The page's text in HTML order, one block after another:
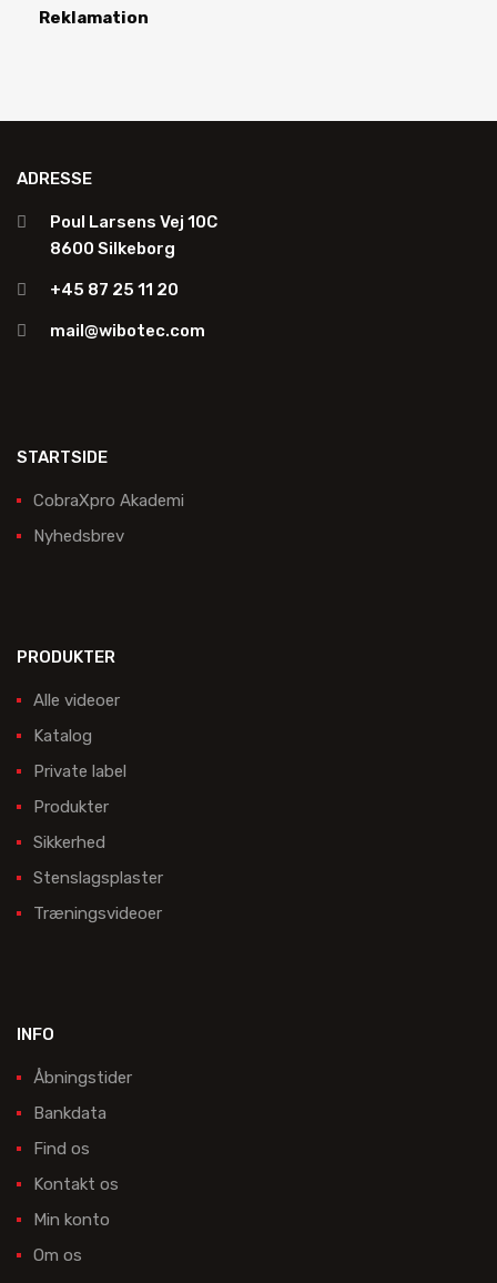
Reklamation
ADRESSE
Poul Larsens Vej 10C
8600 Silkeborg
+45 87 25 11 20
mail@wibotec.com
STARTSIDE
CobraXpro Akademi
Nyhedsbrev
PRODUKTER
Alle videoer
Katalog
Private label
Produkter
Sikkerhed
Stenslagsplaster
Træningsvideoer
INFO
Åbningstider
Bankdata
Find os
Kontakt os
Min konto
Om os